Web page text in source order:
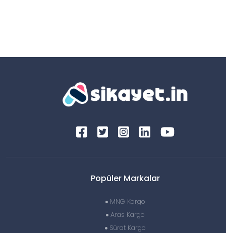
Popüler Markalar
MNG Kargo
Aras Kargo
Sürat Kargo